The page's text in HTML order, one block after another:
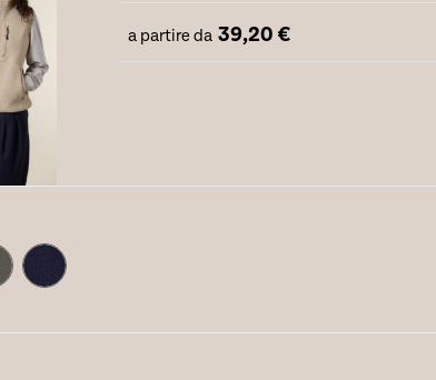
a partire da 39,20 €